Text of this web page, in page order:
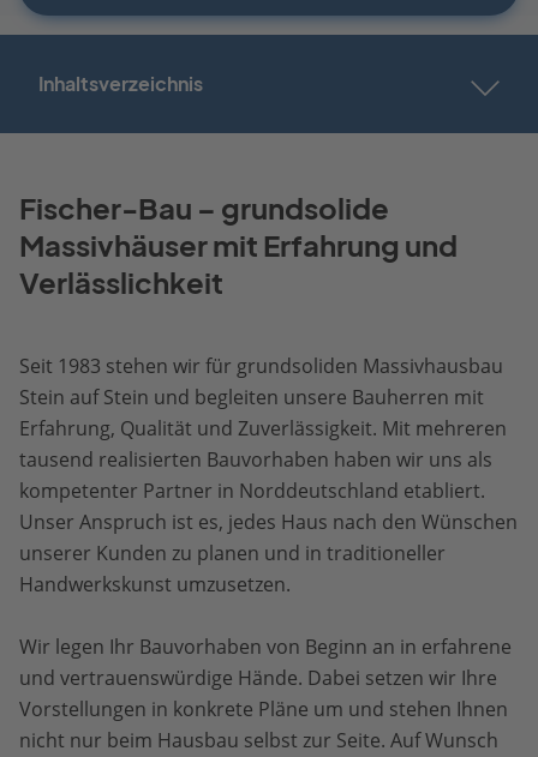
Inhaltsverzeichnis
Fischer-Bau – grundsolide
Massivhäuser mit Erfahrung und
Verlässlichkeit
Seit 1983 stehen wir für grundsoliden Massivhausbau
Stein auf Stein und begleiten unsere Bauherren mit
Erfahrung, Qualität und Zuverlässigkeit. Mit mehreren
tausend realisierten Bauvorhaben haben wir uns als
kompetenter Partner in Norddeutschland etabliert.
Unser Anspruch ist es, jedes Haus nach den Wünschen
unserer Kunden zu planen und in traditioneller
Handwerkskunst umzusetzen.
Wir legen Ihr Bauvorhaben von Beginn an in erfahrene
und vertrauenswürdige Hände. Dabei setzen wir Ihre
Vorstellungen in konkrete Pläne um und stehen Ihnen
nicht nur beim Hausbau selbst zur Seite. Auf Wunsch